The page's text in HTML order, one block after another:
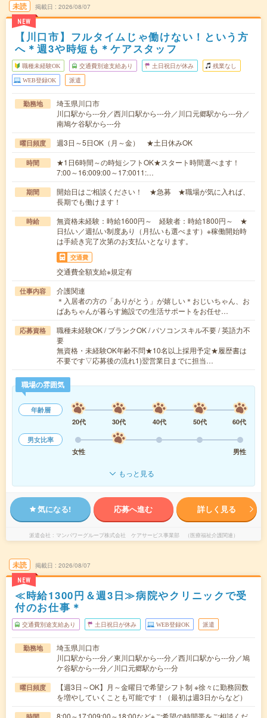
未読
NEW
掲載日 2026/08/07
【川口市】フルタイムじゃ働けない！という方
へ＊週3や時短も＊ケアスタッフ
職種未経験OK 交通費別途支給あり 土日祝日が休み 残業なし
WEB登録OK 派遣
勤務地
埼玉県川口市
川口駅から---分／西川口駅から---分／川口元郷駅から---分／
南鳩ケ谷駅から---分
曜日頻度 週3日～5日OK（月～金） ★土日休みOK
時間
★1日6時間～の時短シフトOK★スタート時間選べます！
7:00～16:009:00～17:0011:…
期間
開始日はご相談ください！ ★急募 ★職場が気に入れば、
長期でも働けます！
時給
無資格未経験：時給1600円～ 経験者：時給1800円～ ★
日払い／週払い制度あり（月払いも選べます）※稼働開始時
は手続き完了次第のお支払いとなります。
交通費
交通費全額支給※規定有
仕事内容
介護関連
＊入居者の方の「ありがとう」が嬉しい＊おじいちゃん、お
ばあちゃんが暮らす施設での生活サポートをお任せ…
応募資格
職種未経験OK / ブランクOK / パソコンスキル不要 / 英語力不
要
無資格・未経験OK年齢不問★10名以上採用予定★履歴書は
不要です▽応募後の流れ1)翌営業日までに担当…
職場の雰囲気
年齢層
20代
30代 40代 50代
60代
男女比率
女性
男性
もっと見る
気になる! 応募へ進む 詳しく見る
派遣会社 マンパワーグループ株式会社 ケアサービス事業部 （医療福祉介護関連）
未読
NEW
掲載日 2026/08/07
≪時給1300円＆週3日≫病院やクリニックで受
付のお仕事＊
交通費別途支給あり 土日祝日が休み WEB登録OK 派遣
勤務地
埼玉県川口市
川口駅から---分／東川口駅から---分／西川口駅から---分／鳩
ケ谷駅から---分／川口元郷駅から---分
曜日頻度
【週3日～OK】月～金曜日で希望シフト制 ※徐々に勤務回数
を増やしていくことも可能です！（最初は週3日からなど）
8:00～17:009:00～18:00など※ご希望の時間帯をご相談くだ